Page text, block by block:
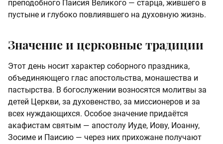
преподобного Паисия Великого — старца, жившего в
пустыне и глубоко повлиявшего на духовную жизнь.
Значение и церковные традиции
Этот день носит характер соборного праздника,
объединяющего глас апостольства, монашества и
пастырства. В богослужении возносятся молитвы за
детей Церкви, за духовенство, за миссионеров и за
всех нуждающихся. Особое значение придаётся
акафистам святым — апостолу Иуде, Иову, Иоанну,
Зосиме и Паисию — через них прихожане получают